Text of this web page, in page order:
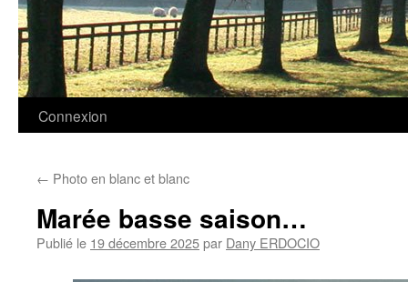
Connexion
← Photo en blanc et blanc
Marée basse saison…
Publié le 19 décembre 2025par Dany ERDOCIO